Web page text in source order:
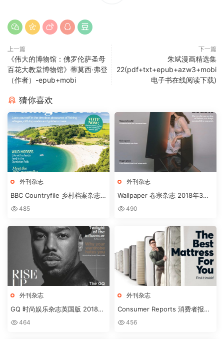
上一篇
《伟大的博物馆：佛罗伦萨圣母
百花大教堂博物馆》蒂莫西·弗登
（作者）-epub+mobi
下一篇
朱斌漫画精选集
22(pdf+txt+epub+azw3+mobi
电子书在线阅读下载)
猜你喜欢
外刊杂志
BBC Countryfile 乡村档案杂志
MARCH2018
485
外刊杂志
Wallpaper 卷宗杂志 2018年3月
刊 490
外刊杂志
GQ 时尚娱乐杂志英国版 2018年
3月刊下载
464
外刊杂志
Consumer Reports 消费者报告
杂志 2018年3月刊下载
456